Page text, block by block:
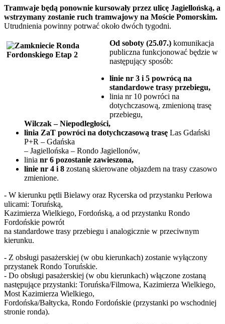
Tramwaje będą ponownie kursowały przez ulicę Jagiellońską, a
wstrzymany zostanie ruch tramwajowy na Moście Pomorskim.
Utrudnienia powinny potrwać około dwóch tygodni.
Od soboty (25.07.) komunikacja
publiczna funkcjonować będzie w
następujący sposób:
linie nr 3 i 5 powrócą na
standardowe trasy przebiegu,
linia nr 10 powróci na
dotychczasową, zmienioną trasę
przebiegu,
Wilczak – Niepodległości,
linia ZaT powróci na dotychczasową trasę Las Gdański
P+R – Gdańska
– Jagiellońska – Rondo Jagiellonów,
linia nr 6 pozostanie zawieszona,
linie nr 4 i 8 zostaną skierowane objazdem na trasy czasowo
zmienione.
- W kierunku pętli Bielawy oraz Rycerska od przystanku Perłowa
ulicami: Toruńską,
Kazimierza Wielkiego, Fordońską, a od przystanku Rondo
Fordońskie powrót
na standardowe trasy przebiegu i analogicznie w przeciwnym
kierunku.
- Z obsługi pasażerskiej (w obu kierunkach) zostanie wyłączony
przystanek Rondo Toruńskie.
- Do obsługi pasażerskiej (w obu kierunkach) włączone zostaną
następujące przystanki: Toruńska/Filmowa, Kazimierza Wielkiego,
Most Kazimierza Wielkiego,
Fordońska/Bałtycka, Rondo Fordońskie (przystanki po wschodniej
stronie ronda).